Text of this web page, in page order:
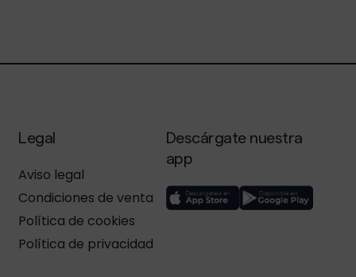
Legal
Aviso legal
Condiciones de venta
Política de cookies
Política de privacidad
Descárgate nuestra
app